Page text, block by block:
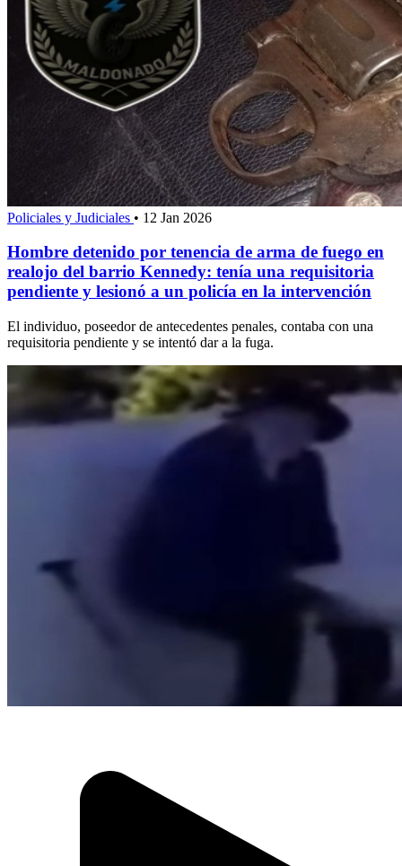
Policiales y Judiciales • 12 Jan 2026
Hombre detenido por tenencia de arma de fuego en
realojo del barrio Kennedy: tenía una requisitoria
pendiente y lesionó a un policía en la intervención
El individuo, poseedor de antecedentes penales, contaba con una
requisitoria pendiente y se intentó dar a la fuga.